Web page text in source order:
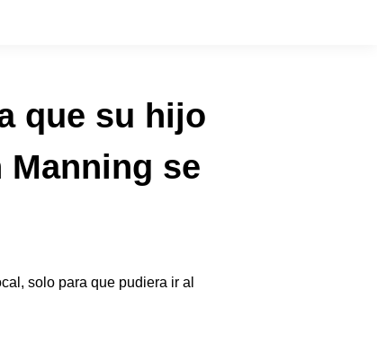
que su hijo
se
solo para que pudiera ir al